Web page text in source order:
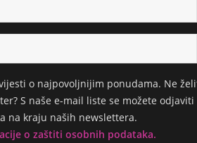
o najpovoljnijim ponudama. Ne
S naše e-mail liste se možete odjaviti
na kraju naših newslettera.
o zaštiti osobnih podataka.